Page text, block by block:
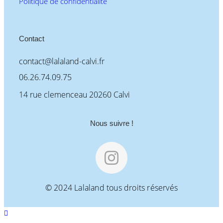
Contact
contact@lalaland-calvi.fr
06.26.74.09.75
14 rue clemenceau 20260 Calvi
Nous suivre !
© 2024 Lalaland tous droits réservés